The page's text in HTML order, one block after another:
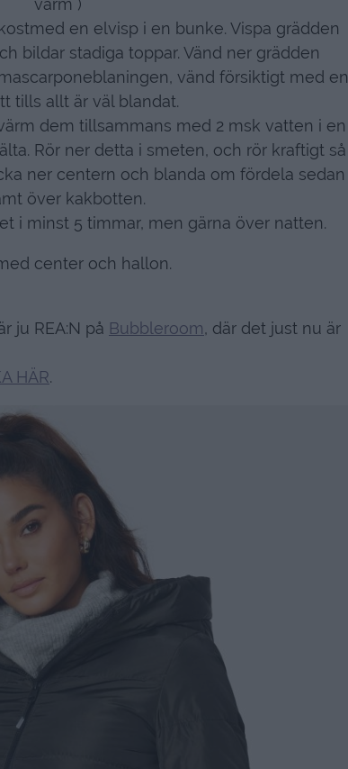
en elvisp i en bunke. Vispa grädden
bildar stadiga toppar. Vänd ner grädden
vänd försiktigt med en
tills allt är väl blandat.
dem tillsammans med 2 msk vatten i en
Rör ner detta i smeten, och rör kraftigt så
ner centern och blanda om fördela sedan
över kakbotten.
i minst 5 timmar, men gärna över natten.
center och hallon.
ju REA:N på Bubbleroom, där det just nu är
HÄR.